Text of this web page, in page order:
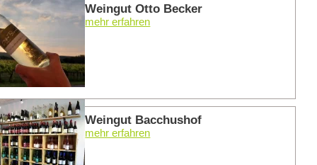
Weingut Otto Becker
mehr erfahren
Weingut Bacchushof
mehr erfahren